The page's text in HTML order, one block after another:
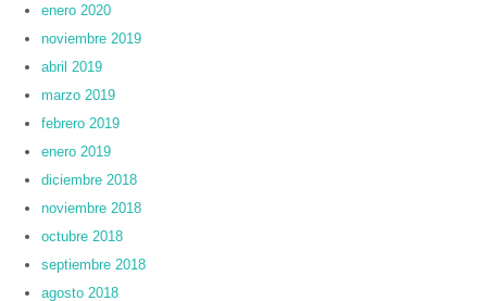
enero 2020
noviembre 2019
abril 2019
marzo 2019
febrero 2019
enero 2019
diciembre 2018
noviembre 2018
octubre 2018
septiembre 2018
agosto 2018